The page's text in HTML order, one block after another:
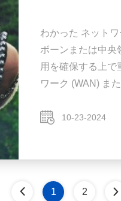
わかった ネット
ボーンまたは中央
用を確保する上で
ワーク (WAN) ま
イッチの合計効率
10-23-2024
1 2